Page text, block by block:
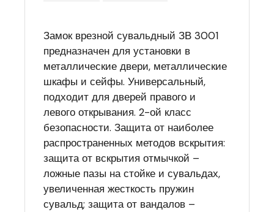
Замок врезной сувальдный ЗВ 3001
предназначен для установки в
металлические двери, металлические
шкафы и сейфы. Универсальный,
подходит для дверей правого и
левого открывания. 2-ой класс
безопасности. Защита от наиболее
распространенных методов вскрытия:
защита от вскрытия отмычкой –
ложные пазы на стойке и сувальдах,
увеличенная жесткость пружин
сувальд; защита от вандалов –